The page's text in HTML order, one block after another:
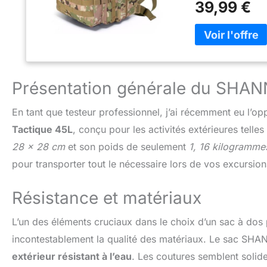
confortable lors
doubles, de
système de
Conception
d'un sac à dos
pour en faire un
gourde, une
pochette pour
divers articles.
intérieures à
volumineux et
suffisamment
l'emballage.
chasse, etc. Il
complet
39,99 €
Présentation générale du
En tant que testeur professionnel, j’ai récemment eu
Tactique 45L, conçu pour les activités extérieures
28 x 28 cmet son poids de seulement 1, 16
pour transporter tout le nécessaire lors de vos
Résistance et matériaux
L’un des éléments cruciaux dans le choix d’un sac à
incontestablement la qualité des matériaux. Le sac
extérieur résistant à l’eau. Les coutures semblent